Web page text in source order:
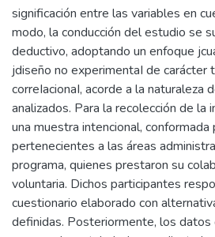
significación entre las variables en
modo, la conducción del estudio se
deductivo, adoptando un enfoque
jdiseño no experimentaI de carácter
correIacionaI, acorde a la naturaleza
analizados. Para la recolección de la
una muestra intencional, conformada
pertenecientes a las áreas
programa, quienes prestaron su
voluntaria. Dichos participantes
cuestionario elaborado con
definidas. Posteriormente, los